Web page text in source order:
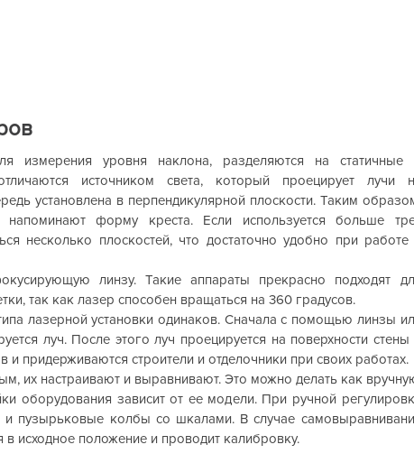
измерения уровня наклона, разделяются на статичные
источником света, который проецирует лучи
установлена в перпендикулярной плоскости. Таким
форму креста. Если используется больше
несколько плоскостей, что достаточно удобно при работе
линзу. Такие аппараты прекрасно подходят
так как лазер способен вращаться на 360 градусов.
лазерной установки одинаков. Сначала с помощью линзы
луч. После этого луч проецируется на поверхности стены
и придерживаются строители и отделочники при своих работах.
их настраивают и выравнивают. Это можно делать как
оборудования зависит от ее модели. При ручной
и пузырьковые колбы со шкалами. В случае
исходное положение и проводит калибровку.